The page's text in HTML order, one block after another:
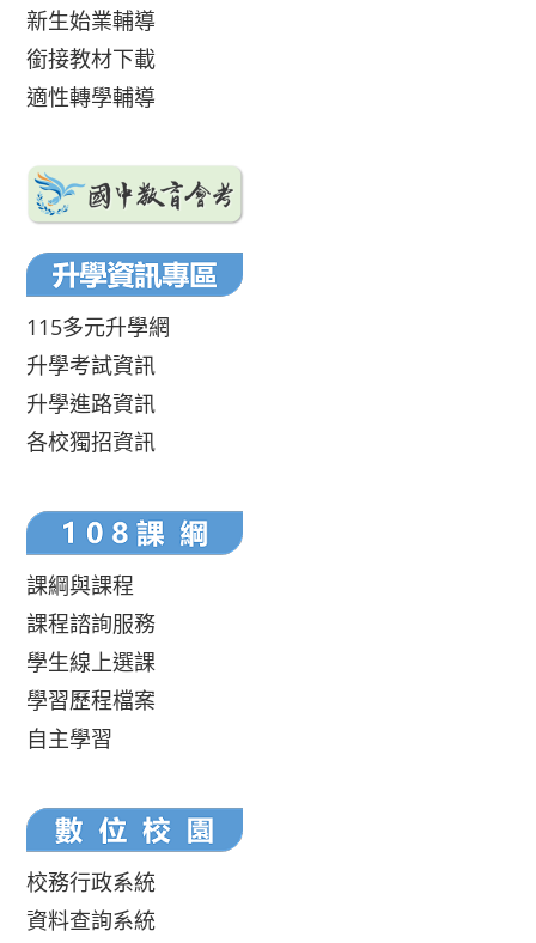
新生始業輔導
銜接教材下載
適性轉學輔導
115多元升學網
升學考試資訊
升學進路資訊
各校獨招資訊
課綱與課程
課程諮詢服務
學生線上選課
學習歷程檔案
自主學習
校務行政系統
資料查詢系統